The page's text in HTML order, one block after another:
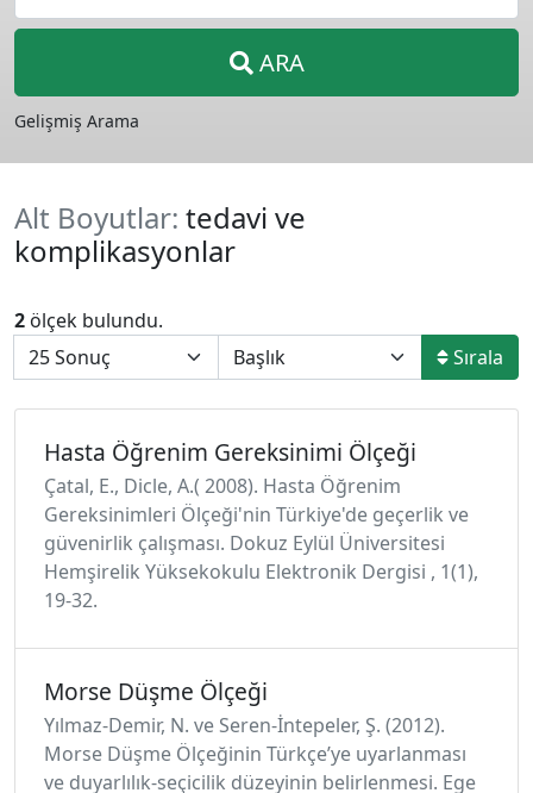
ARA
Gelişmiş Arama
Alt Boyutlar: tedavi ve
komplikasyonlar
2 ölçek bulundu.
Sırala
Hasta Öğrenim Gereksinimi Ölçeği
Çatal, E., Dicle, A.( 2008). Hasta Öğrenim
Gereksinimleri Ölçeği'nin Türkiye'de geçerlik ve
güvenirlik çalışması. Dokuz Eylül Üniversitesi
Hemşirelik Yüksekokulu Elektronik Dergisi , 1(1),
19-32.
Morse Düşme Ölçeği
Yılmaz-Demir, N. ve Seren-İntepeler, Ş. (2012).
Morse Düşme Ölçeğinin Türkçe’ye uyarlanması
ve duyarlılık-seçicilik düzeyinin belirlenmesi. Ege